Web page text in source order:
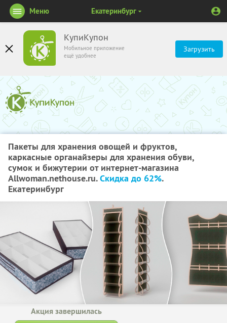
КупиКупон
Мобильное приложение
ещё удобнее
Загрузить
Меню Екатеринбург
Пакеты для хранения овощей и фруктов,
каркасные органайзеры для хранения обуви,
сумок и бижутерии от интернет-магазина
Аllwoman.nethouse.ru.Скидка до 62%.
Екатеринбург
Акция завершилась